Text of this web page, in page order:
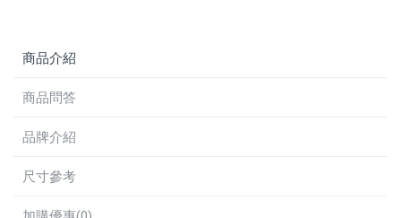
商品介紹
商品問答
品牌介紹
尺寸參考